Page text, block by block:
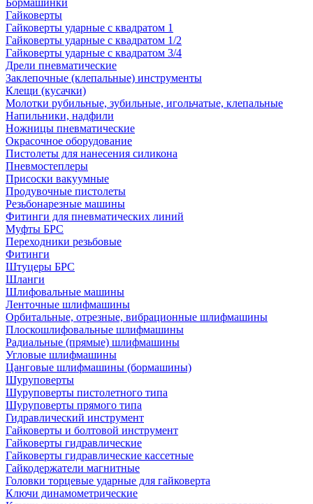
Бормашинки
Гайковерты
Гайковерты ударные с квадратом 1
Гайковерты ударные с квадратом 1/2
Гайковерты ударные с квадратом 3/4
Дрели пневматические
Заклепочные (клепальные) инструменты
Клещи (кусачки)
Молотки рубильные, зубильные, игольчатые, клепальные
Напильники, надфили
Ножницы пневматические
Окрасочное оборудование
Пистолеты для нанесения силикона
Пневмостеплеры
Присоски вакуумные
Продувочные пистолеты
Резьбонарезные машины
Фитинги для пневматических линий
Муфты БРС
Переходники резьбовые
Фитинги
Штуцеры БРС
Шланги
Шлифовальные машины
Ленточные шлифмашины
Орбитальные, отрезные, вибрационные шлифмашины
Плоскошлифовальные шлифмашины
Радиальные (прямые) шлифмашины
Угловые шлифмашины
Цанговые шлифмашины (бормашины)
Шуруповерты
Шуруповерты пистолетного типа
Шуруповерты прямого типа
Гидравлический инструмент
Гайковерты и болтовой инструмент
Гайковерты гидравлические
Гайковерты гидравлические кассетные
Гайкодержатели магнитные
Головки торцевые ударные для гайковерта
Ключи динамометрические